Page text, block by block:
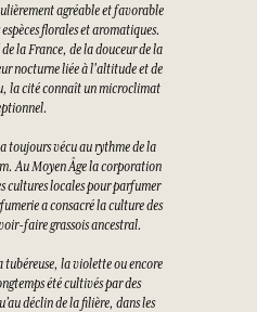
agréable et favorable
florales et aromatiques.
la France, de la douceur de la
nocturne liée à l'altitude et de
la cité connaît un microclimat
toujours vécu au rythme de la
Au Moyen Âge la corporation
cultures locales pour parfumer
a consacré la culture des
faire grassois ancestral.
tubéreuse, la violette ou encore
été cultivés par des
déclin de la filière, dans les